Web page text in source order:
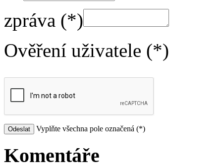
zpráva (*)
Ověření uživatele (*)
Vyplňte všechna pole označená (*)
Komentáře